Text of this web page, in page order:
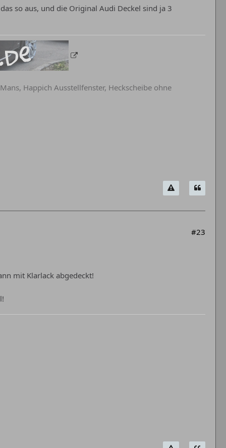
so aus, und die Original Audi Deckel sind ja 3
Happich Ausstellfenster, Heckscheibe ohne
#23
mit Klarlack abgedeckt!